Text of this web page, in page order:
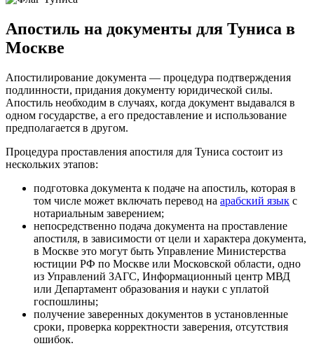
Апостиль на документы для Туниса в
Москве
Апостилирование документа — процедура подтверждения
подлинности, придания документу юридической силы.
Апостиль необходим в случаях, когда документ выдавался в
одном государстве, а его предоставление и использование
предполагается в другом.
Процедура проставления апостиля для Туниса состоит из
нескольких этапов:
подготовка документа к подаче на апостиль, которая в
том числе может включать перевод на арабский язык с
нотариальным заверением;
непосредственно подача документа на проставление
апостиля, в зависимости от цели и характера документа,
в Москве это могут быть Управление Министерства
юстиции РФ по Москве или Московской области, одно
из Управлений ЗАГС, Информационный центр МВД
или Департамент образования и науки с уплатой
госпошлины;
получение заверенных документов в установленные
сроки, проверка корректности заверения, отсутствия
ошибок.